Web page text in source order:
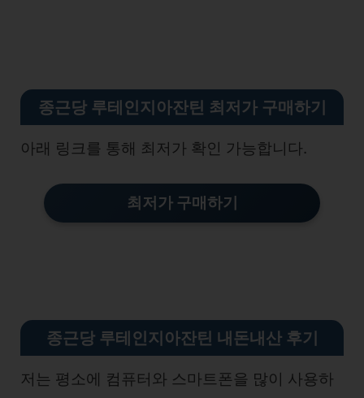
종근당 루테인지아잔틴 최저가 구매하기
아래 링크를 통해 최저가 확인 가능합니다.
최저가 구매하기
종근당 루테인지아잔틴 내돈내산 후기
저는 평소에 컴퓨터와 스마트폰을 많이 사용하